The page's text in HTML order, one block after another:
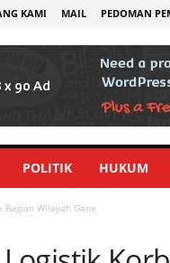
KAMI MAIL PEDOMAN
POLITIK HUKUM
Bagian Wilayah Gane